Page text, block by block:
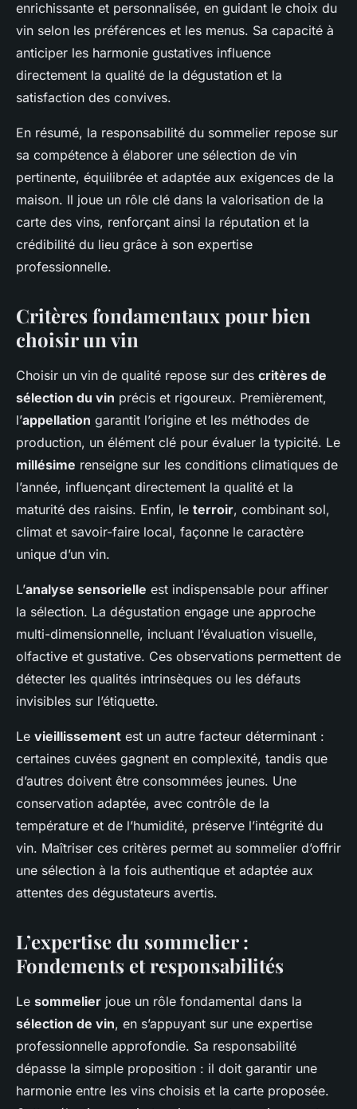
enrichissante et personnalisée, en guidant le choix du
vin selon les préférences et les menus. Sa capacité à
anticiper les harmonie gustatives influence
directement la qualité de la dégustation et la
satisfaction des convives.
En résumé, la responsabilité du sommelier repose sur
sa compétence à élaborer une sélection de vin
pertinente, équilibrée et adaptée aux exigences de la
maison. Il joue un rôle clé dans la valorisation de la
carte des vins, renforçant ainsi la réputation et la
crédibilité du lieu grâce à son expertise
professionnelle.
Critères fondamentaux pour bien
choisir un vin
Choisir un vin de qualité repose sur des critères de
sélection du vin précis et rigoureux. Premièrement,
l’appellation garantit l’origine et les méthodes de
production, un élément clé pour évaluer la typicité. Le
millésime renseigne sur les conditions climatiques de
l’année, influençant directement la qualité et la
maturité des raisins. Enfin, le terroir, combinant sol,
climat et savoir-faire local, façonne le caractère
unique d’un vin.
L’analyse sensorielle est indispensable pour affiner
la sélection. La dégustation engage une approche
multi-dimensionnelle, incluant l’évaluation visuelle,
olfactive et gustative. Ces observations permettent de
détecter les qualités intrinsèques ou les défauts
invisibles sur l’étiquette.
Le vieillissement est un autre facteur déterminant :
certaines cuvées gagnent en complexité, tandis que
d’autres doivent être consommées jeunes. Une
conservation adaptée, avec contrôle de la
température et de l’humidité, préserve l’intégrité du
vin. Maîtriser ces critères permet au sommelier d’offrir
une sélection à la fois authentique et adaptée aux
attentes des dégustateurs avertis.
L’expertise du sommelier :
Fondements et responsabilités
Le sommelier joue un rôle fondamental dans la
sélection de vin, en s’appuyant sur une expertise
professionnelle approfondie. Sa responsabilité
dépasse la simple proposition : il doit garantir une
harmonie entre les vins choisis et la carte proposée.